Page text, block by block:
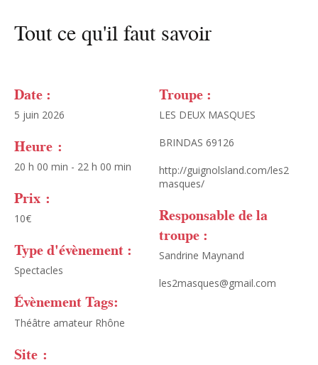
Tout ce qu'il faut savoir
Date :
5 juin 2026
Heure :
20 h 00 min - 22 h 00 min
Prix :
10€
Type d'évènement :
Spectacles
Évènement Tags:
Théâtre amateur Rhône
Site :
Troupe :
LES DEUX MASQUES
BRINDAS 69126
http://guignolsland.com/les2
masques/
Responsable de la
troupe :
Sandrine Maynand
les2masques@gmail.com